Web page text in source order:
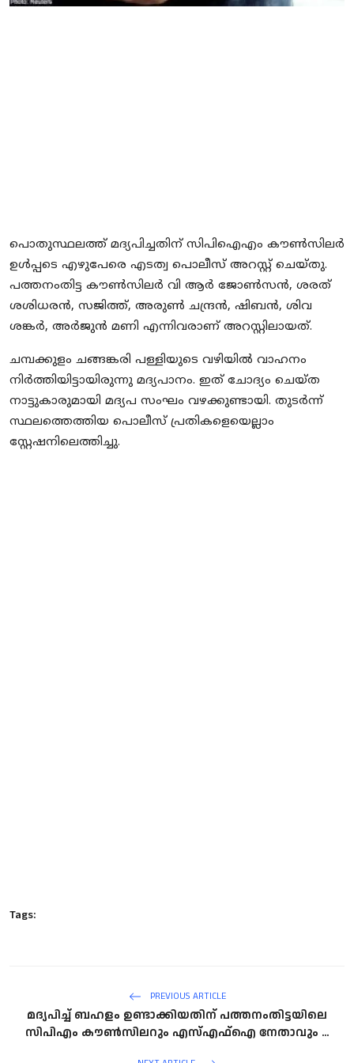
പൊതുസ്ഥലത്ത് മദ്യപിച്ചതിന് സിപിഐഎം കൗൺസിലർ
ഉൾപ്പടെ എഴുപേരെ എടത്വ പൊലീസ് അറസ്റ്റ് ചെയ്തു.
പത്തനംതിട്ട കൗൺസിലർ വി ആർ ജോൺസന്‍, ശരത്
ശശിധരൻ, സജിത്ത്, അരുൺ ചന്ദ്രൻ, ഷിബൻ, ശിവ
ശങ്കർ, അർജുൻ മണി എന്നിവരാണ് അറസ്റ്റിലായത്.
ചമ്പക്കുളം ചങ്ങങ്കരി പള്ളിയുടെ വഴിയിൽ വാഹനം
നിർത്തിയിട്ടായിരുന്നു മദ്യപാനം. ഇത് ചോദ്യം ചെയ്ത
നാട്ടുകാരുമായി മദ്യപ സംഘം വഴക്കുണ്ടായി. തുടര്‍ന്ന്
സ്ഥലത്തെത്തിയ പൊലീസ് പ്രതികളെയെല്ലാം
സ്റ്റേഷനിലെത്തിച്ചു.
Tags:
PREVIOUS ARTICLE
മദ്യപിച്ച് ബഹളം ഉണ്ടാക്കിയതിന് പത്തനംതിട്ടയിലെ
സിപിഎം കൗൺസിലറും എസ്എഫ്ഐ നേതാവും ...